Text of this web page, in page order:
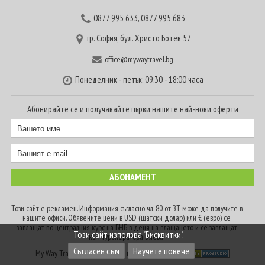
0877 995 633,0877 995 683
гр. София, бул. Христо Ботев 57
office@mywaytravel.bg
Понеделник - петък: 09:30 - 18:00 часа
Абонирайте се и получавайте първи нашите най-нови оферти
Този сайт е рекламен. Информация съгласно чл. 80 от ЗТ може да получите в
нашите офиси. Обявените цени в USD (щатски долар) или € (евро) се
заплащат по централния курс на БНБ в деня на плащането и се заплащат
към туроператора в лева.
My Way Travel © 2016. Всички права запазени
Този сайт използва "Бисквитки".
Съгласен съм
Научете повече